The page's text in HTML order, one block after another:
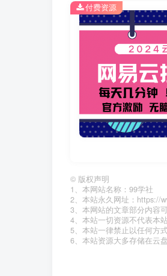
付费资源
© 版权声明
1、本网站名称：99学社
2、本站永久网址：https://
3、本网站的文章部分内容
4、本站一切资源不代表本
5、本站一律禁止以任何方
6、本站资源大多存储在云